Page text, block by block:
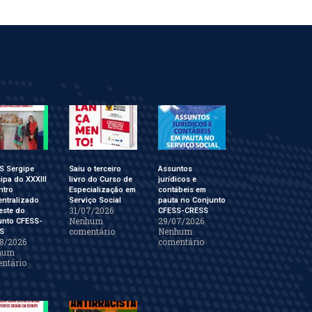
Sergipe
do XXXIII
do
CFESS-
2026
Saiu o terceiro
livro do Curso de
Especialização em
Serviço Social
31/07/2026
Nenhum
comentário
Assuntos
jurídicos e
contábeis em
pauta no Conjunto
CFESS-CRESS
29/07/2026
Nenhum
comentário